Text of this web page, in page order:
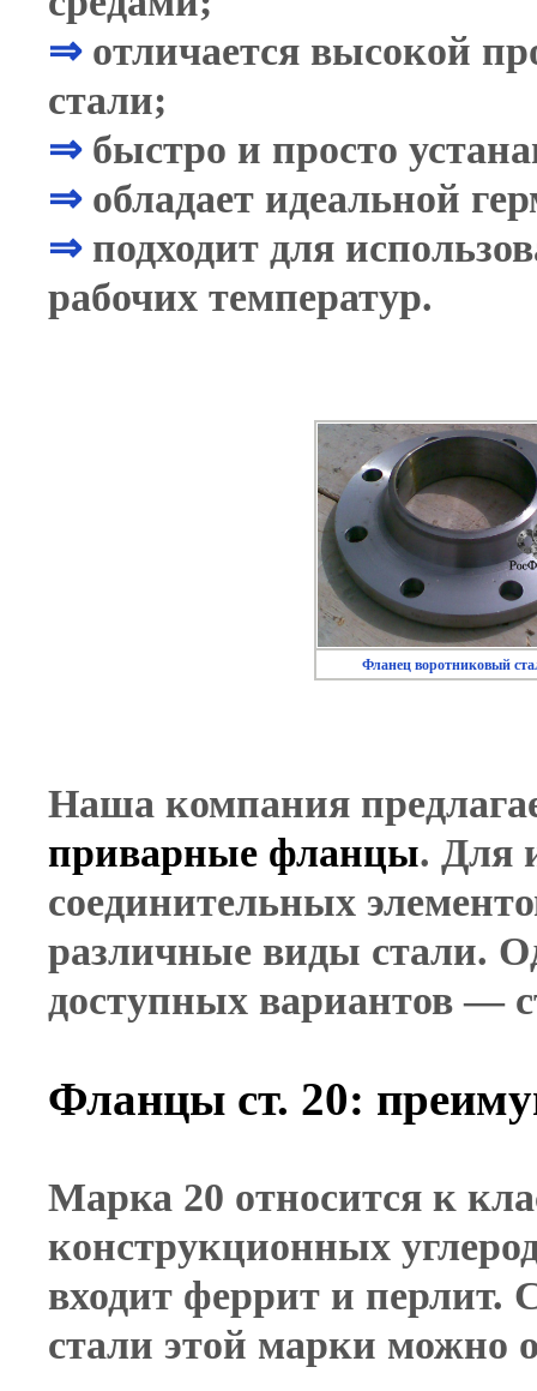
⇒отличается высокой
стали;
⇒быстро и просто
⇒обладает идеальной
⇒подходит для
рабочих температур.
Фланец воротниковый
Наша компания
приварные фланцы. Для
соединительных
различные виды стали.
доступных вариантов —
Фланцы ст. 20:
Марка 20 относится к
конструкционных
входит феррит и перлит.
стали этой марки можно